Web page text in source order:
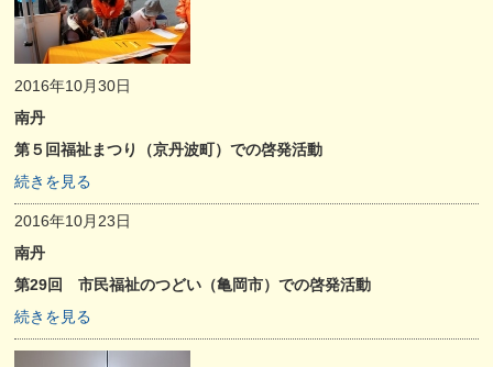
2016年10月30日
南丹
第５回福祉まつり（京丹波町）での啓発活動
続きを見る
2016年10月23日
南丹
第29回 市民福祉のつどい（亀岡市）での啓発活動
続きを見る